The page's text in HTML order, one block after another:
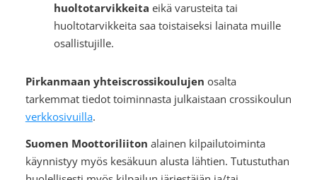
huoltotarvikkeita eikä varusteita tai
huoltotarvikkeita saa toistaiseksi lainata muille
osallistujille.
Pirkanmaan yhteiscrossikoulujen osalta
tarkemmat tiedot toiminnasta julkaistaan crossikoulun
verkkosivuilla.
Suomen Moottoriliiton alainen kilpailutoiminta
käynnistyy myös kesäkuun alusta lähtien. Tutustuthan